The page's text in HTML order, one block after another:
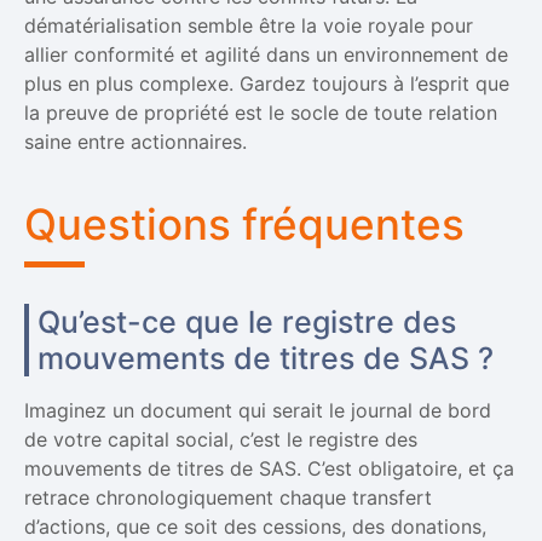
dématérialisation semble être la voie royale pour
allier conformité et agilité dans un environnement de
plus en plus complexe. Gardez toujours à l’esprit que
la preuve de propriété est le socle de toute relation
saine entre actionnaires.
Questions fréquentes
Qu’est-ce que le registre des
mouvements de titres de SAS ?
Imaginez un document qui serait le journal de bord
de votre capital social, c’est le registre des
mouvements de titres de SAS. C’est obligatoire, et ça
retrace chronologiquement chaque transfert
d’actions, que ce soit des cessions, des donations,